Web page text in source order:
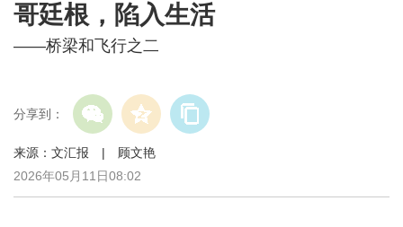
哥廷根，陷入生活
——桥梁和飞行之二
分享到：
来源：文汇报 | 顾文艳
2026年05月11日08:02